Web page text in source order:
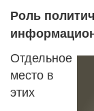
Роль
Отдельное
место в
этих